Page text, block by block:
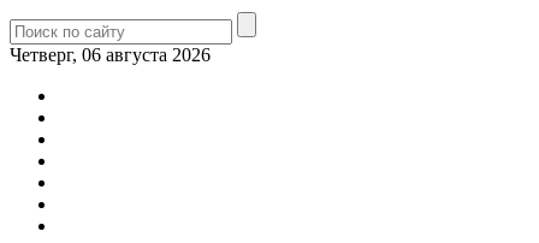
Четверг, 06 августа 2026